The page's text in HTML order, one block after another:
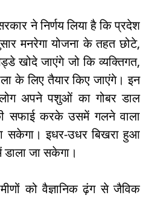
ने निर्णय लिया है कि प्रदेश
मनरेगा योजना के तहत छोटे,
खोदे जाएंगे जो कि व्यक्तिगत,
के लिए तैयार किए जाएंगे। इन
अपने पशुओं का गोबर डाल
सफाई करके उसमें गलने वाला
सकेगा। इधर-उधर बिखरा हुआ
जा सकेगा।
को वैज्ञानिक ढ़ंग से जैविक